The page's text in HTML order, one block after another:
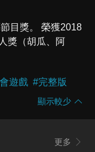
目獎。 榮獲2018
獎（胡瓜、阿
遊戲 #完整版
顯示較少
更多